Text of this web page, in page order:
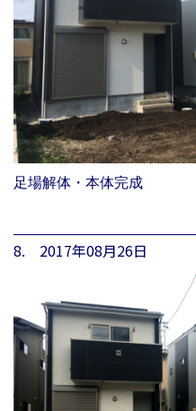
足場解体・本体完成
8. 2017年08月26日